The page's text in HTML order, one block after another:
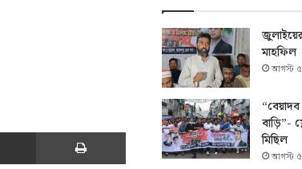
Share via Email Print
মাহফিল
আগস্ট
বাড়ি”-
মিছিল
আগস্ট